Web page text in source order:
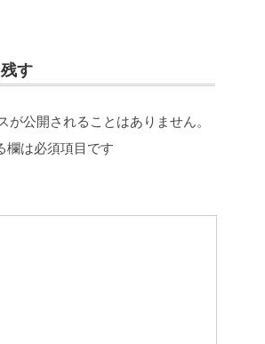
す
が公開されることはありません。
欄は必須項目です